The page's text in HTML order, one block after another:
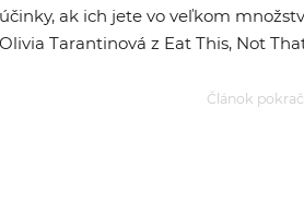
účinky, ak ich jete vo veľkom
Olivia Tarantinová z Eat This, Not
Článok